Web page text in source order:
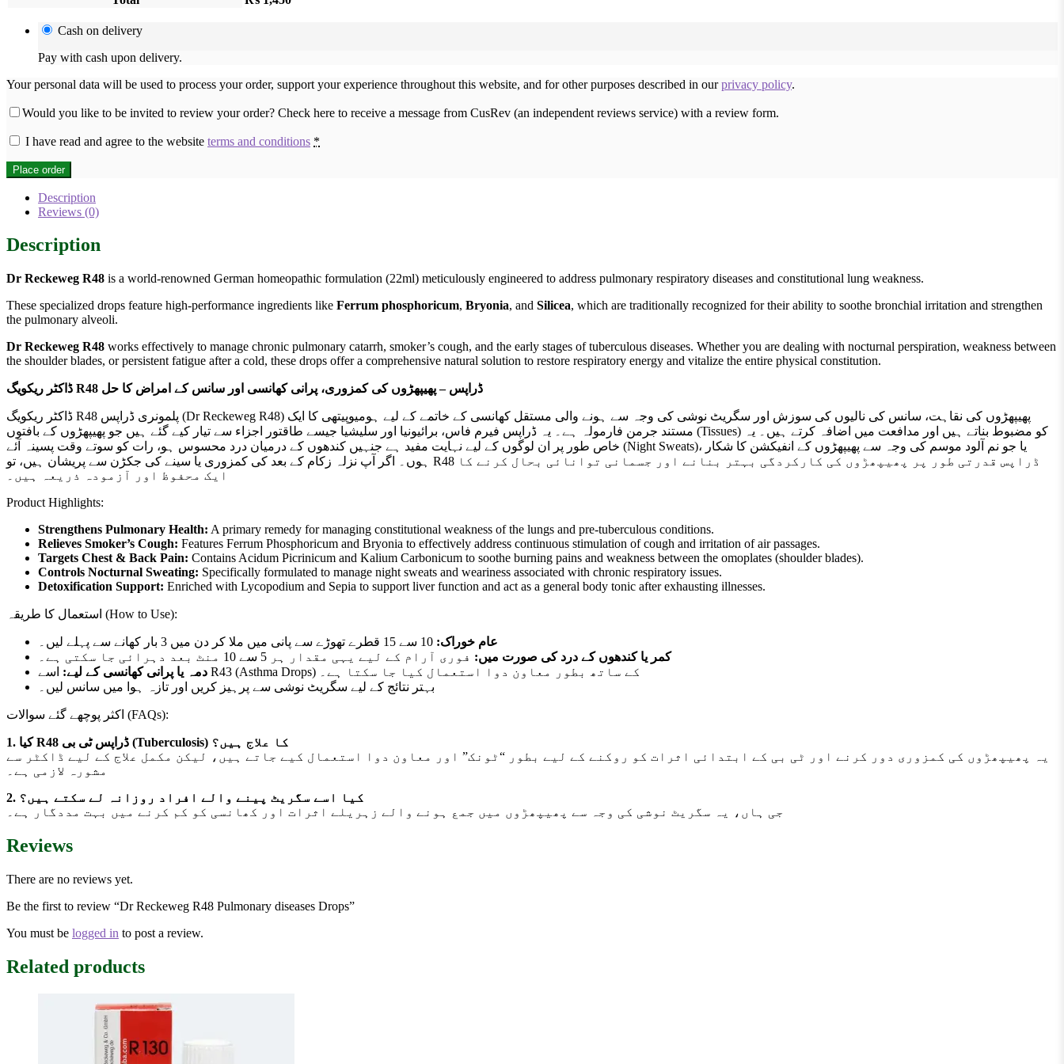
Cash on delivery
Pay with cash upon delivery.
Your personal data will be used to process your order, support your experience throughout this website, and for other purposes described in ourprivacy policy.
Would you like to be invited to review your order? Check here to receive a message from CusRev (an independent reviews service) with a review form.
I have read and agree to the website terms and conditions *
Place order
Description
Reviews (0)
Description
Dr Reckeweg R48 is a world-renowned German homeopathic formulation (22ml) meticulously engineered to address pulmonary respiratory diseases and constitutional lung weakness.
These specialized drops feature high-performance ingredients like Ferrum phosphoricum, Bryonia, and Silicea, which are traditionally recognized for their ability to soothe bronchial irritation and strengthen
the pulmonary alveoli.
Dr Reckeweg R48 works effectively to manage chronic pulmonary catarrh, smoker’s cough, and the early stages of tuberculous diseases. Whether you are dealing with nocturnal perspiration, weakness between
the shoulder blades, or persistent fatigue after a cold, these drops offer a comprehensive natural solution to restore respiratory energy and vitalize the entire physical constitution.
ڈاکٹر ریکویگ R48 ڈراپس – پھیپھڑوں کی کمزوری، پرانی کھانسی اور سانس کے امراض کا حل
ڈاکٹر ریکویگ R48 پلمونری ڈراپس (Dr Reckeweg R48) پھیپھڑوں کی نقاہت، سانس کی نالیوں کی سوزش اور سگریٹ نوشی کی وجہ سے ہونے والی مستقل کھانسی کے خاتمے کے لیے ہومیوپیتھی کا ایک
مستند جرمن فارمولہ ہے۔ یہ ڈراپس فیرم فاس، برائیونیا اور سلیشیا جیسے طاقتور اجزاء سے تیار کیے گئے ہیں جو پھیپھڑوں کے بافتوں (Tissues) کو مضبوط بناتے ہیں اور مدافعت میں اضافہ کرتے ہیں۔ یہ
خاص طور پر ان لوگوں کے لیے نہایت مفید ہے جنہیں کندھوں کے درمیان درد محسوس ہو، رات کو سوتے وقت پسینہ آئے (Night Sweats)، یا جو نم آلود موسم کی وجہ سے پھیپھڑوں کے انفیکشن کا شکار
ہوں۔ اگر آپ نزلہ زکام کے بعد کی کمزوری یا سینے کی جکڑن سے پریشان ہیں، تو R48 ڈراپس قدرتی طور پر پھیپھڑوں کی کارکردگی بہتر بنانے اور جسمانی توانائی بحال کرنے کا
ایک محفوظ اور آزمودہ ذریعہ ہیں۔
Product Highlights:
Strengthens Pulmonary Health: A primary remedy for managing constitutional weakness of the lungs and pre-tuberculous conditions.
Relieves Smoker’s Cough: Features Ferrum Phosphoricum and Bryonia to effectively address continuous stimulation of cough and irritation of air passages.
Targets Chest & Back Pain: Contains Acidum Picrinicum and Kalium Carbonicum to soothe burning pains and weakness between the omoplates (shoulder blades).
Controls Nocturnal Sweating: Specifically formulated to manage night sweats and weariness associated with chronic respiratory issues.
Detoxification Support: Enriched with Lycopodium and Sepia to support liver function and act as a general body tonic after exhausting illnesses.
استعمال کا طریقہ (How to Use):
عام خوراک:
کمر یا کندھوں کے درد کی صورت میں: فوری آرام کے لیے یہی مقدار ہر 5 سے 10 منٹ بعد دہرائی جا سکتی ہے۔
دمہ یا پرانی کھانسی کے لیے:
اسے R43 (Asthma Drops) کے ساتھ بطور معاون دوا استعمال کیا جا سکتا ہے۔
بہتر نتائج کے لیے سگریٹ نوشی سے پرہیز کریں اور تازہ ہوا میں سانس لیں۔
اکثر پوچھے گئے سوالات (FAQs):
1. کیا R48 ڈراپس ٹی بی (Tuberculosis) کا علاج ہیں؟
یہ پھیپھڑوں کی کمزوری دور کرنے اور ٹی بی کے ابتدائی اثرات کو روکنے کے لیے بطور “ٹونک” اور معاون دوا استعمال کیے جاتے ہیں، لیکن مکمل علاج کے لیے ڈاکٹر سے
مشورہ لازمی ہے۔
2. کیا اسے سگریٹ پینے والے افراد روزانہ لے سکتے ہیں؟
جی ہاں، یہ سگریٹ نوشی کی وجہ سے پھیپھڑوں میں جمع ہونے والے زہریلے اثرات اور کھانسی کو کم کرنے میں بہت مددگار ہے۔
Reviews
There are no reviews yet.
Be the first to review “Dr Reckeweg R48 Pulmonary diseases Drops”
You must be logged in to post a review.
Related products